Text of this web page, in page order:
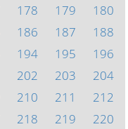
178 179
180
186 187
188
194 195
196
202 203
204
210 211
212
218 219
220